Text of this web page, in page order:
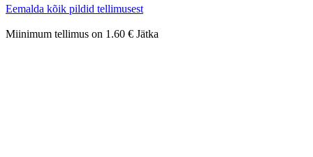
Eemalda kõik pildid tellimusest
Miinimum tellimus on 1.60 € Jätka